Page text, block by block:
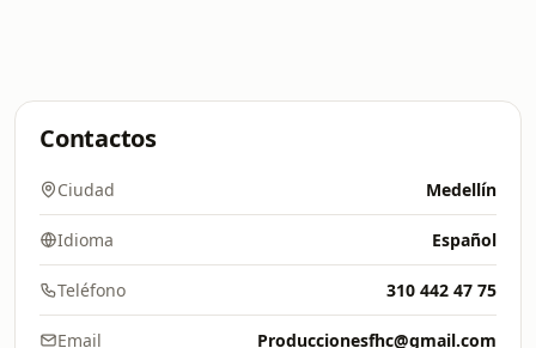
Contactos
Ciudad Medellín
Idioma Español
Teléfono 310 442 47 75
Email Produccionesfhc@gmail.com